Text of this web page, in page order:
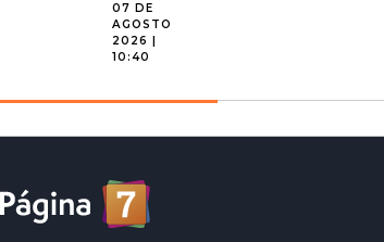
07 DE
AGOSTO
2026 |
10:40